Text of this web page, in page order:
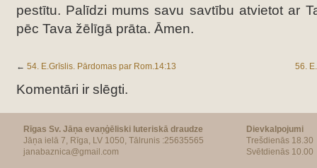
pestītu. Palīdzi mums savu savtību atvietot ar
pēc Tava žēlīgā prāta. Āmen.
← 54. E.Grīslis. Pārdomas par Rom.14:13 56.
Komentāri ir slēgti.
Rīgas Sv. Jāņa evaņģēliski luteriskā draudze
Jāņa ielā 7, Rīga, LV 1050, Tālrunis :25635565
janabaznica@gmail.com
Dievkalpojumi
Trešdienās 18.30
Svētdienās 10.00